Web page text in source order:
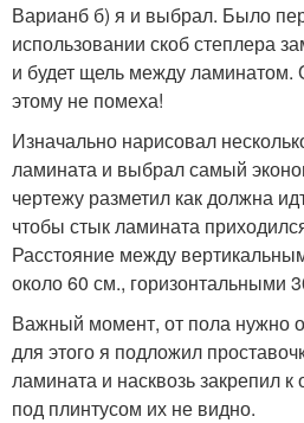
Варианб б) я и выбрал. Было
использовании скоб степлера
и будет щель между ламинатом.
этому не помеха!
Изначально нарисовал
ламината и выбрал самый
чертежу разметил как должна
чтобы стык ламината
Расстояние между
около 60 см., горизонтальными
Важный момент, от пола нужно
для этого я подложил
ламината и насквозь закрепил
под плинтусом их не видно.